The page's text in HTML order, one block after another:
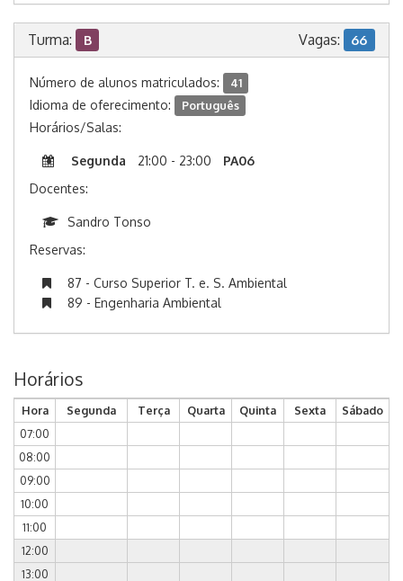
Turma: B Vagas: 66
Número de alunos matriculados: 41
Idioma de oferecimento: Português
Horários/Salas:
Segunda 21:00 - 23:00
PA06
Docentes:
Sandro Tonso
Reservas:
87 - Curso Superior T. e. S. Ambiental
89 - Engenharia Ambiental
Horários
Hora Segunda Terça Quarta Quinta Sexta
Sábado
07:00
08:00
09:00
10:00
11:00
12:00
13:00